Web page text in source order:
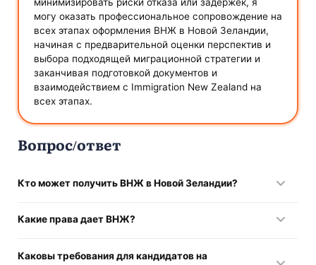
минимизировать риски отказа или задержек, я
могу оказать профессиональное сопровождение на
всех этапах оформления ВНЖ в Новой Зеландии,
начиная с предварительной оценки перспектив и
выбора подходящей миграционной стратегии и
заканчивая подготовкой документов и
взаимодействием с Immigration New Zealand на
всех этапах.
Вопрос/ответ
Кто может получить ВНЖ в Новой Зеландии?
востребованной профессии, инвестиции, семейное
Какие права дает ВНЖ?
социальной системе, возможность включения членов
Каковы требования для кандидатов на